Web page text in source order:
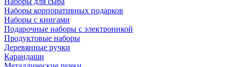
Наборы корпоративных подарков
Наборы с книгами
Подарочные наборы с электроникой
Продуктовые наборы
Деревянные ручки
Карандаши